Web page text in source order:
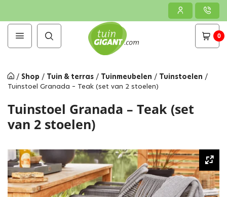
0
/ Shop / Tuin & terras / Tuinmeubelen / Tuinstoelen /
Tuinstoel Granada – Teak (set van 2 stoelen)
Tuinstoel Granada – Teak (set
van 2 stoelen)